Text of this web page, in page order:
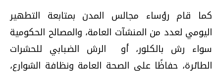
كما قام رؤساء مجالس المدن بمتابعة التطهير
اليومي لعدد من المنشآت العامة، والمصالح الحكومية
سواء رش بالكلور، أو الرش الضبابي للحشرات
الطائرة، حفاظًا على الصحة العامة ونظافة الشوارع،